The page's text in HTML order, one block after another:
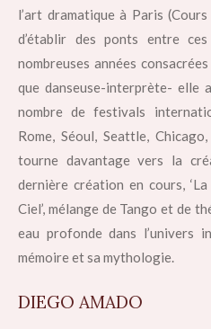
l’art dramatique à Paris
d’établir des ponts entre
nombreuses années
que danseuse-interprète- elle
nombre de festivals
Rome, Séoul, Seattle,
tourne davantage vers la
dernière création en cours,
Ciel’, mélange de Tango et de
eau profonde dans l’univers
mémoire et sa mythologie.
DIEGO AMADO